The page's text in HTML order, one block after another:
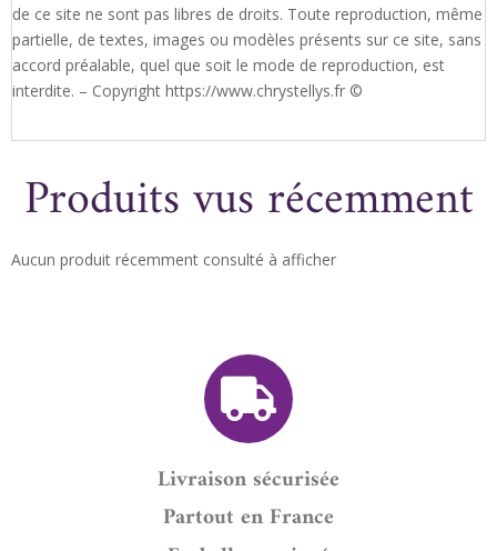
de ce site ne sont pas libres de droits. Toute reproduction, même
partielle, de textes, images ou modèles présents sur ce site, sans
accord préalable, quel que soit le mode de reproduction, est
interdite. – Copyright https://www.chrystellys.fr ©
Produits vus récemment
Aucun produit récemment consulté à afficher
Livraison sécurisée
Partout en France